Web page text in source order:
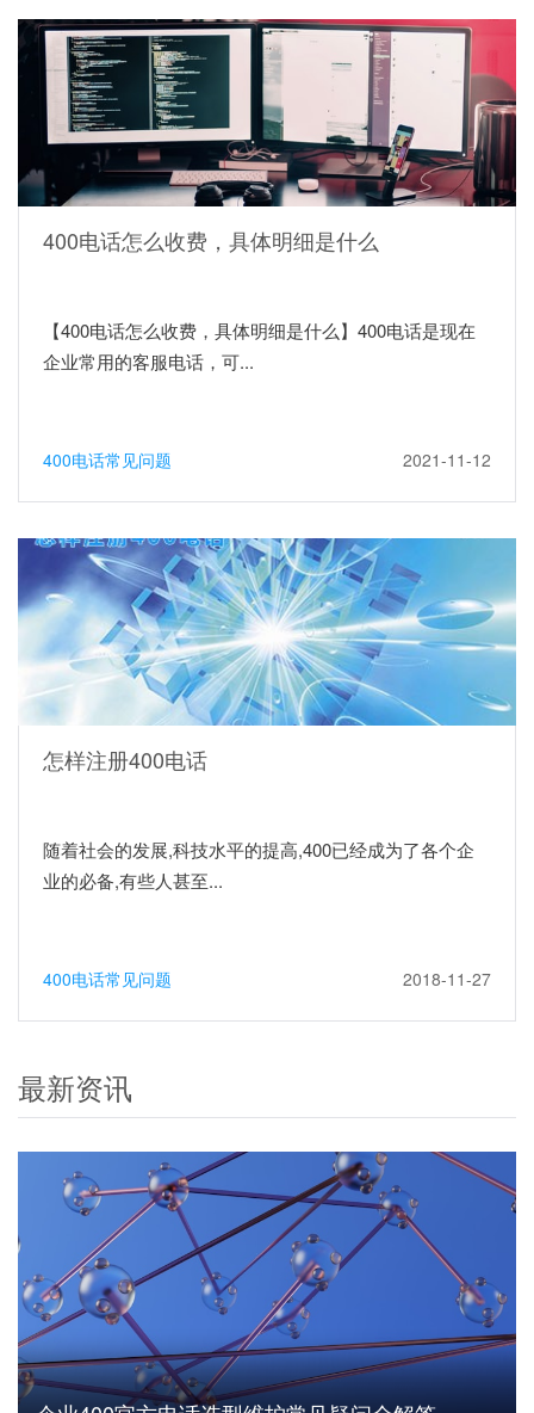
400电话怎么收费，具体明细是什么
【400电话怎么收费，具体明细是什么】400电话是现在
企业常用的客服电话，可...
400电话常见问题 2021-11-12
怎样注册400电话
随着社会的发展,科技水平的提高,400已经成为了各个企
业的必备,有些人甚至...
400电话常见问题 2018-11-27
最新资讯